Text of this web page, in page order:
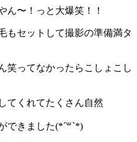
ん〜！っと大爆笑！！
もセットして撮影の準備満タ
笑ってなかったらこしょこし
てくれてたくさん自然
できました(*´꒳`*)